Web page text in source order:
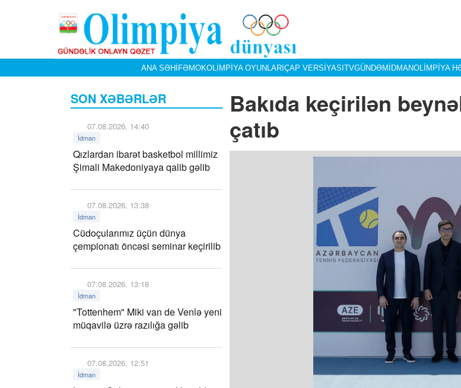
ANA SƏHIFƏMOKOLIMPIYA OYUNLARIÇAP VERSIYASITVGÜNDƏMİDMANOLIMPIYA
SON XƏBƏRLƏR
07.08.2026, 14:40
İdman
Qızlardan ibarət basketbol millimiz
Şimali Makedoniyaya qalib gəlib
07.08.2026, 13:38
İdman
Cüdoçularımız üçün dünya
çempionatı öncəsi seminar keçirilib
07.08.2026, 13:18
İdman
"Tottenhem" Miki van de Venlə yeni
müqavilə üzrə razılığa gəlib
07.08.2026, 12:51
İdman
Bakıda keçirilən
çatıb